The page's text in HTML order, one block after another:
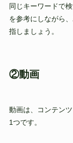
同じキーワードで
を参考にしながら
指しましょう。
②動画
動画は、コンテン
1つです。